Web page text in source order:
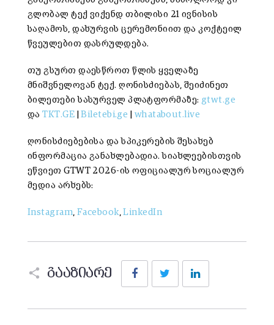
გლობალ ტექ ვიქენდ თბილისი 21 ივნისის
საღამოს, დახურვის ცერემონიით და კოქტეილ
წვეულებით დასრულდება.
თუ გსურთ დაესწროთ წლის ყველაზე
მნიშვნელოვან ტექ. ღონისძიებას, შეიძინეთ
ბილეთები სასურველ პლატფორმაზე: gtwt.ge
დაTKT.GE |Biletebi.ge whatabout.live
ღონისძიებებისა და სპიკერების შესახებ
ინფორმაცია განახლებადია. სიახლეებისთვის
ეწ­ვი­ეთ GTWT 2026-ის ო­ფი­ცი­ა­ლურ სო­ცი­ა­ლურ
მე­დია არ­ხებს:
Instagram, Facebook,LinkedIn
გააზიარე
FacebookTwitter